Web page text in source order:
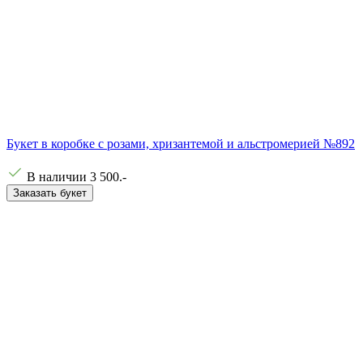
Букет в коробке с розами, хризантемой и альстромерией №892
В наличии 3 500.-
Заказать букет